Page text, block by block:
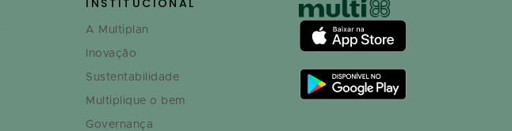
A Multiplan
Inovação
Sustentabilidade
Multiplique o bem
Governança